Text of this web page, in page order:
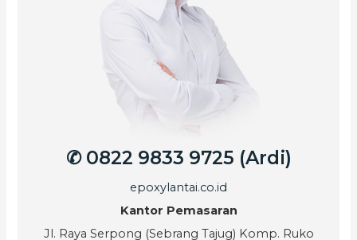
✆ 0822 9833 9725 (Ardi)
epoxylantai.co.id
Kantor Pemasaran
Jl. Raya Serpong (Sebrang Tajug) Komp. Ruko